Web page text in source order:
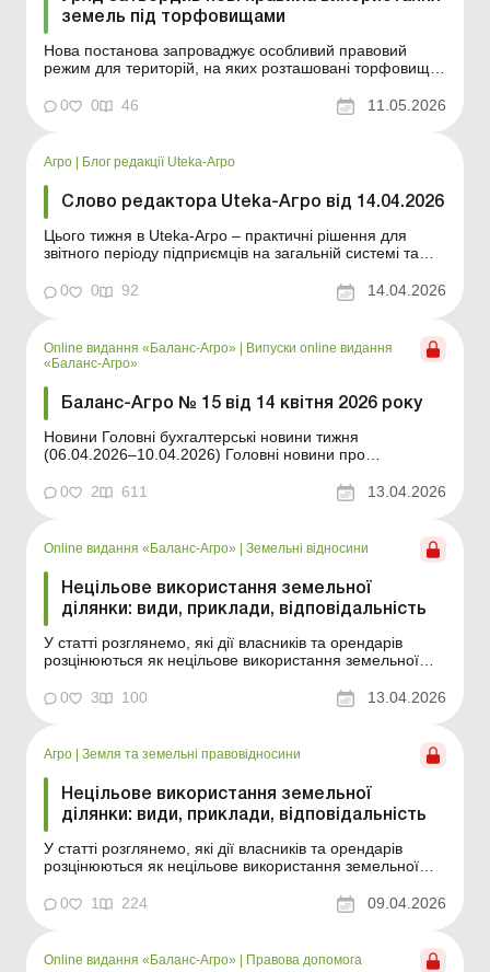
земель під торфовищами
Нова постанова запроваджує особливий правовий
режим для територій, на яких розташовані торфовища.
враховуватися під час формування земельних ділянок,
передачі їх у власність або користування, а також зміни
0 0 46 11.05.2026
Агро Блог редакції Uteka-Агро
Слово редактора Uteka-Агро від 14.04.2026
Цього тижня в Uteka-Агро – практичні рішення для
звітного періоду підприємців на загальній системі та
помилок подати річну звітність і розрахувати МПЗ,
розбираємо нюанси ЄСВ та спеціальної статистичної
0 0 92 14.04.2026
Online видання «Баланс-Агро» | Випуски online видання
«Баланс-Агро»
Баланс-Агро № 15 від 14 квітня 2026 року
Новини Головні бухгалтерські новини тижня
(06.04.2026–10.04.2026) Головні новини про
щодня Зміст номеру Земельні відносини
Читати Нецільове використання земельної ділянки:
0 2 611 13.04.2026
Online видання «Баланс-Агро» | Земельні відносини
Нецільове використання земельної
ділянки: види, приклади, відповідальність
У статті розглянемо, які дії власників та орендарів
розцінюються як нецільове використання земельної
порушення. Баланс-Агро № 15 від 14 квітня 2026 року
«Категорія земель», «основне цільове призначення»,
0 3 100 13.04.2026
Агро Земля та земельні правовідносини
Нецільове використання земельної
ділянки: види, приклади, відповідальність
У статті розглянемо, які дії власників та орендарів
розцінюються як нецільове використання земельної
порушення. «Категорія земель», «основне цільове
призначення», «цільове призначення», «вид
0 1 224 09.04.2026
Online видання «Баланс-Агро» Правова допомога